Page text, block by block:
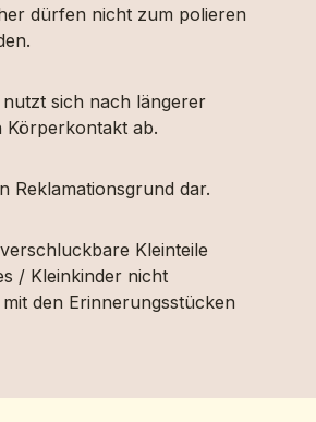
dürfen nicht zum polieren
nutzt sich nach längerer
Körperkontakt ab.
Reklamationsgrund dar.
Kleinteile
/ Kleinkinder nicht
den Erinnerungsstücken